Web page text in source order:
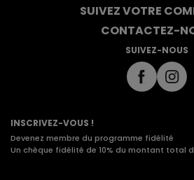
SUIVEZ VOTRE
CONTACTEZ-
SUIVEZ-NOUS
INSCRIVEZ-VOUS !
Devenez membre du programme fidélité
Un chèque fidélité de 10% du montant total